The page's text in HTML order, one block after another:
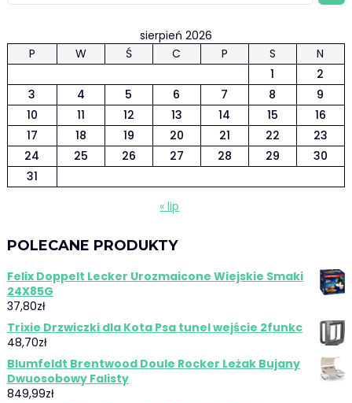
sierpień 2026
P
W Ś C P S
N
1
2
3
4 5 6 7 8
9
10
11 12 13 14 15
16
17
18 19 20 21 22
23
24
25 26 27 28 29
30
31
« lip
POLECANE PRODUKTY
Felix Doppelt Lecker Urozmaicone Wiejskie Smaki
24X85G
37,80zł
Trixie Drzwiczki dla Kota Psa tunel wejście 2funkc
48,70zł
Blumfeldt Brentwood Doule Rocker Leżak Bujany
Dwuosobowy Falisty
849,99zł